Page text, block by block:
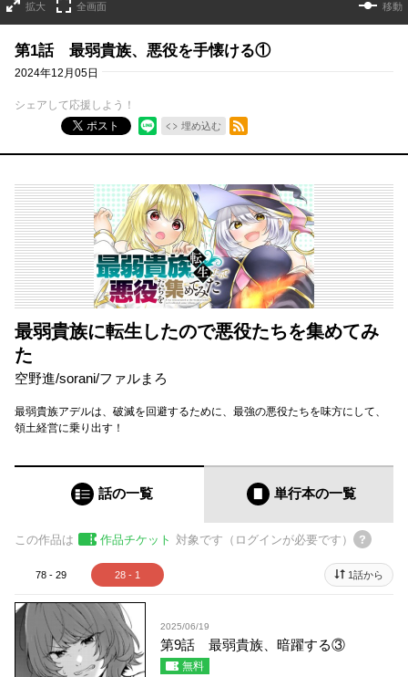
拡大 全画面 移動
第1話 最弱貴族、悪役を手懐ける①
2024年12月05日
シェアして応援しよう！
ポスト
埋め込む
RSSフィード
最弱貴族に転生したので悪役たちを集めてみ
た
空野進/sorani/ファルまろ
最弱貴族アデルは、破滅を回避するために、最強の悪役たちを味方にして、
領土経営に乗り出す！
話の一覧 単行本の一覧
この作品は 作品チケット 対象です（ログインが必要です）
78 - 29 28 - 1 1話から
2025/06/19
第9話 最弱貴族、暗躍する③
無料